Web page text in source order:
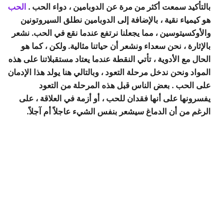
بالتأكيد سمعت أكثر من مرة عن الدوبامين ، دواء الحب . الحب
هو كيمياء نقية ، بالإضافة إلى الدوبامين نطلق السيروتونين
والأوكسيتوسين ، مما يجعلنا نرتفع عندما نقع في الحب. نشعر
بالإثارة ، نحن سعداء ونشعر أن حياتنا مثالية. ولكن ، كما هو
الحال مع الأدوية ، تأتي النقطة عندما يعتاد مستقبلاتنا على هذه
المواد ونحن ندخل مرحلة التعود ، وبالتالي هنا يولد هذا الإدمان
على الحب . بعض الناس قبل هذه المرحلة من التعود
يفسرونها على أنها فقدان للحب ، أو أزمة في العلاقة ، على
الرغم من أن الدماغ سيشعر بنفس الشيء عاجلاً أم آجلاً.